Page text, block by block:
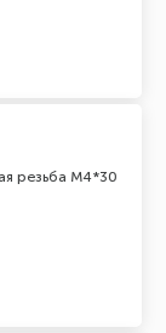
резьба М4*30